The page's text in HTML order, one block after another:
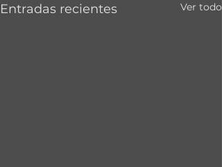
Entradas recientes Ver todo